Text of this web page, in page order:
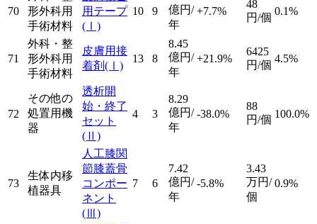
70
形外科用
手術材料
用テープ
(Ⅰ)
10 9
億円/
年
+7.7%
48
円/個
0.1%
71
外科・整
形外科用
手術材料
皮膚用接
着剤(Ⅰ)
13 8
8.45
億円/
年
+21.9%
6425
円/個
4.5%
72
その他の
処置用機
器
透析開
始・終了
セット
(Ⅱ)
4 3
8.29
億円/
年
-38.0%
88
円/個 100.0%
73
生体内移
植器具
人工膝関
節膝蓋骨
コンポー
ネント
(Ⅲ)
7 6
7.42
億円/
年
-5.8%
3.43
万円/
個
0.9%